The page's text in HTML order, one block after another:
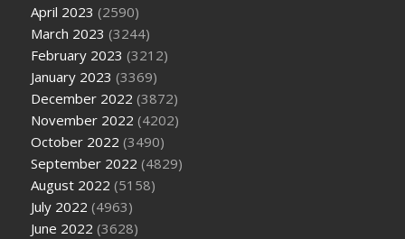
April 2023 (2590)
March 2023 (3244)
February 2023 (3212)
January 2023 (3369)
December 2022 (3872)
November 2022 (4202)
October 2022 (3490)
September 2022 (4829)
August 2022 (5158)
July 2022 (4963)
June 2022 (3628)